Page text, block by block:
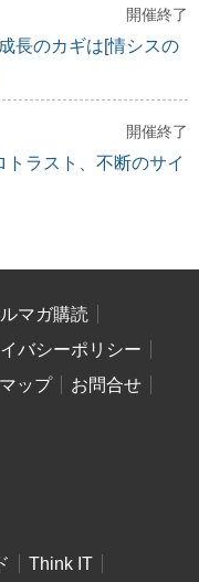
開催終了
長のカギは[情シスの
開催終了
トラスト、不断のサイ
ルマガ購読
バシーポリシー
ップ
お問合せ
Think IT